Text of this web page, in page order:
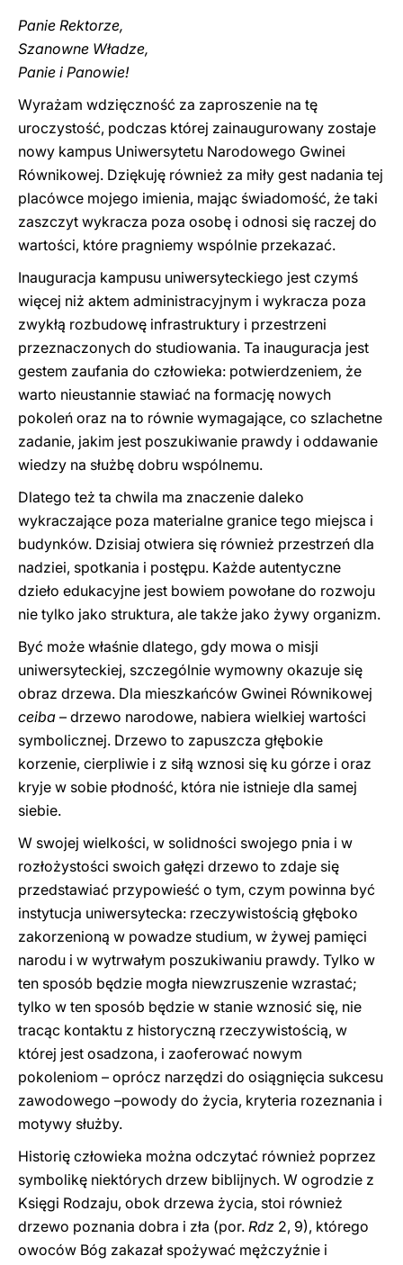
Panie Rektorze,
Szanowne Władze,
Panie i Panowie!
Wyrażam wdzięczność za zaproszenie na tę
uroczystość, podczas której zainaugurowany zostaje
nowy kampus Uniwersytetu Narodowego Gwinei
Równikowej. Dziękuję również za miły gest nadania tej
placówce mojego imienia, mając świadomość, że taki
zaszczyt wykracza poza osobę i odnosi się raczej do
wartości, które pragniemy wspólnie przekazać.
Inauguracja kampusu uniwersyteckiego jest czymś
więcej niż aktem administracyjnym i wykracza poza
zwykłą rozbudowę infrastruktury i przestrzeni
przeznaczonych do studiowania. Ta inauguracja jest
gestem zaufania do człowieka: potwierdzeniem, że
warto nieustannie stawiać na formację nowych
pokoleń oraz na to równie wymagające, co szlachetne
zadanie, jakim jest poszukiwanie prawdy i oddawanie
wiedzy na służbę dobru wspólnemu.
Dlatego też ta chwila ma znaczenie daleko
wykraczające poza materialne granice tego miejsca i
budynków. Dzisiaj otwiera się również przestrzeń dla
nadziei, spotkania i postępu. Każde autentyczne
dzieło edukacyjne jest bowiem powołane do rozwoju
nie tylko jako struktura, ale także jako żywy organizm.
Być może właśnie dlatego, gdy mowa o misji
uniwersyteckiej, szczególnie wymowny okazuje się
obraz drzewa. Dla mieszkańców Gwinei Równikowej
ceiba – drzewo narodowe, nabiera wielkiej wartości
symbolicznej. Drzewo to zapuszcza głębokie
korzenie, cierpliwie i z siłą wznosi się ku górze i oraz
kryje w sobie płodność, która nie istnieje dla samej
siebie.
W swojej wielkości, w solidności swojego pnia i w
rozłożystości swoich gałęzi drzewo to zdaje się
przedstawiać przypowieść o tym, czym powinna być
instytucja uniwersytecka: rzeczywistością głęboko
zakorzenioną w powadze studium, w żywej pamięci
narodu i w wytrwałym poszukiwaniu prawdy. Tylko w
ten sposób będzie mogła niewzruszenie wzrastać;
tylko w ten sposób będzie w stanie wznosić się, nie
tracąc kontaktu z historyczną rzeczywistością, w
której jest osadzona, i zaoferować nowym
pokoleniom – oprócz narzędzi do osiągnięcia sukcesu
zawodowego –powody do życia, kryteria rozeznania i
motywy służby.
Historię człowieka można odczytać również poprzez
symbolikę niektórych drzew biblijnych. W ogrodzie z
Księgi Rodzaju, obok drzewa życia, stoi również
drzewo poznania dobra i zła (por. Rdz 2, 9), którego
owoców Bóg zakazał spożywać mężczyźnie i